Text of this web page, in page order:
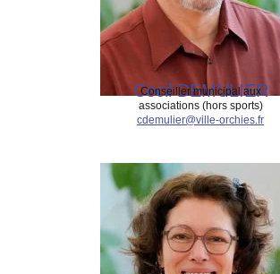
Cecil DEMULIER
Conseiller municipal aux
associations (hors sports)
cdemulier@ville-orchies.fr